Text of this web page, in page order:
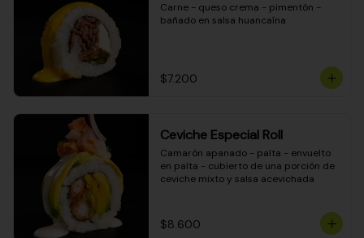
Carne - queso crema - pimentón -
bañado en salsa huancaína
$7.200
Ceviche Especial Roll
Camarón apanado - palta - envuelto
en palta - cubierto de una porción de
ceviche mixto y salsa acevichada
$8.600